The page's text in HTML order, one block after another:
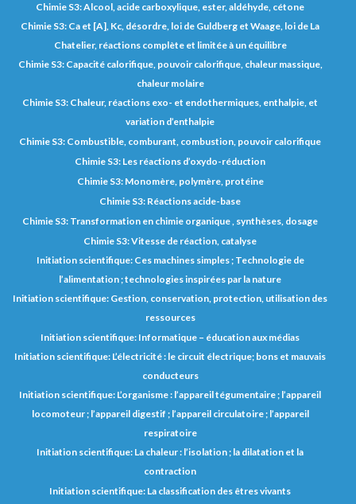
Chimie S3: Alcool, acide carboxylique, ester, aldéhyde, cétone
Chimie S3: Ca et [A], Kc, désordre, loi de Guldberg et Waage, loi de La
Chatelier, réactions complète et limitée à un équilibre
Chimie S3: Capacité calorifique, pouvoir calorifique, chaleur massique,
chaleur molaire
Chimie S3: Chaleur, réactions exo- et endothermiques, enthalpie, et
variation d’enthalpie
Chimie S3: Combustible, comburant, combustion, pouvoir calorifique
Chimie S3: Les réactions d’oxydo-réduction
Chimie S3: Monomère, polymère, protéine
Chimie S3: Réactions acide-base
Chimie S3: Transformation en chimie organique , synthèses, dosage
Chimie S3: Vitesse de réaction, catalyse
Initiation scientifique: Ces machines simples ; Technologie de
l’alimentation ; technologies inspirées par la nature
Initiation scientifique: Gestion, conservation, protection, utilisation des
ressources
Initiation scientifique: Informatique – éducation aux médias
Initiation scientifique: L’électricité : le circuit électrique; bons et mauvais
conducteurs
Initiation scientifique: L’organisme : l’appareil tégumentaire ; l’appareil
locomoteur ; l’appareil digestif ; l’appareil circulatoire ; l’appareil
respiratoire
Initiation scientifique: La chaleur : l’isolation ; la dilatation et la
contraction
Initiation scientifique: La classification des êtres vivants